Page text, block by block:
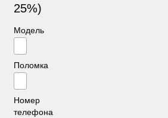
25%)
Модель
Поломка
Номер
телефона